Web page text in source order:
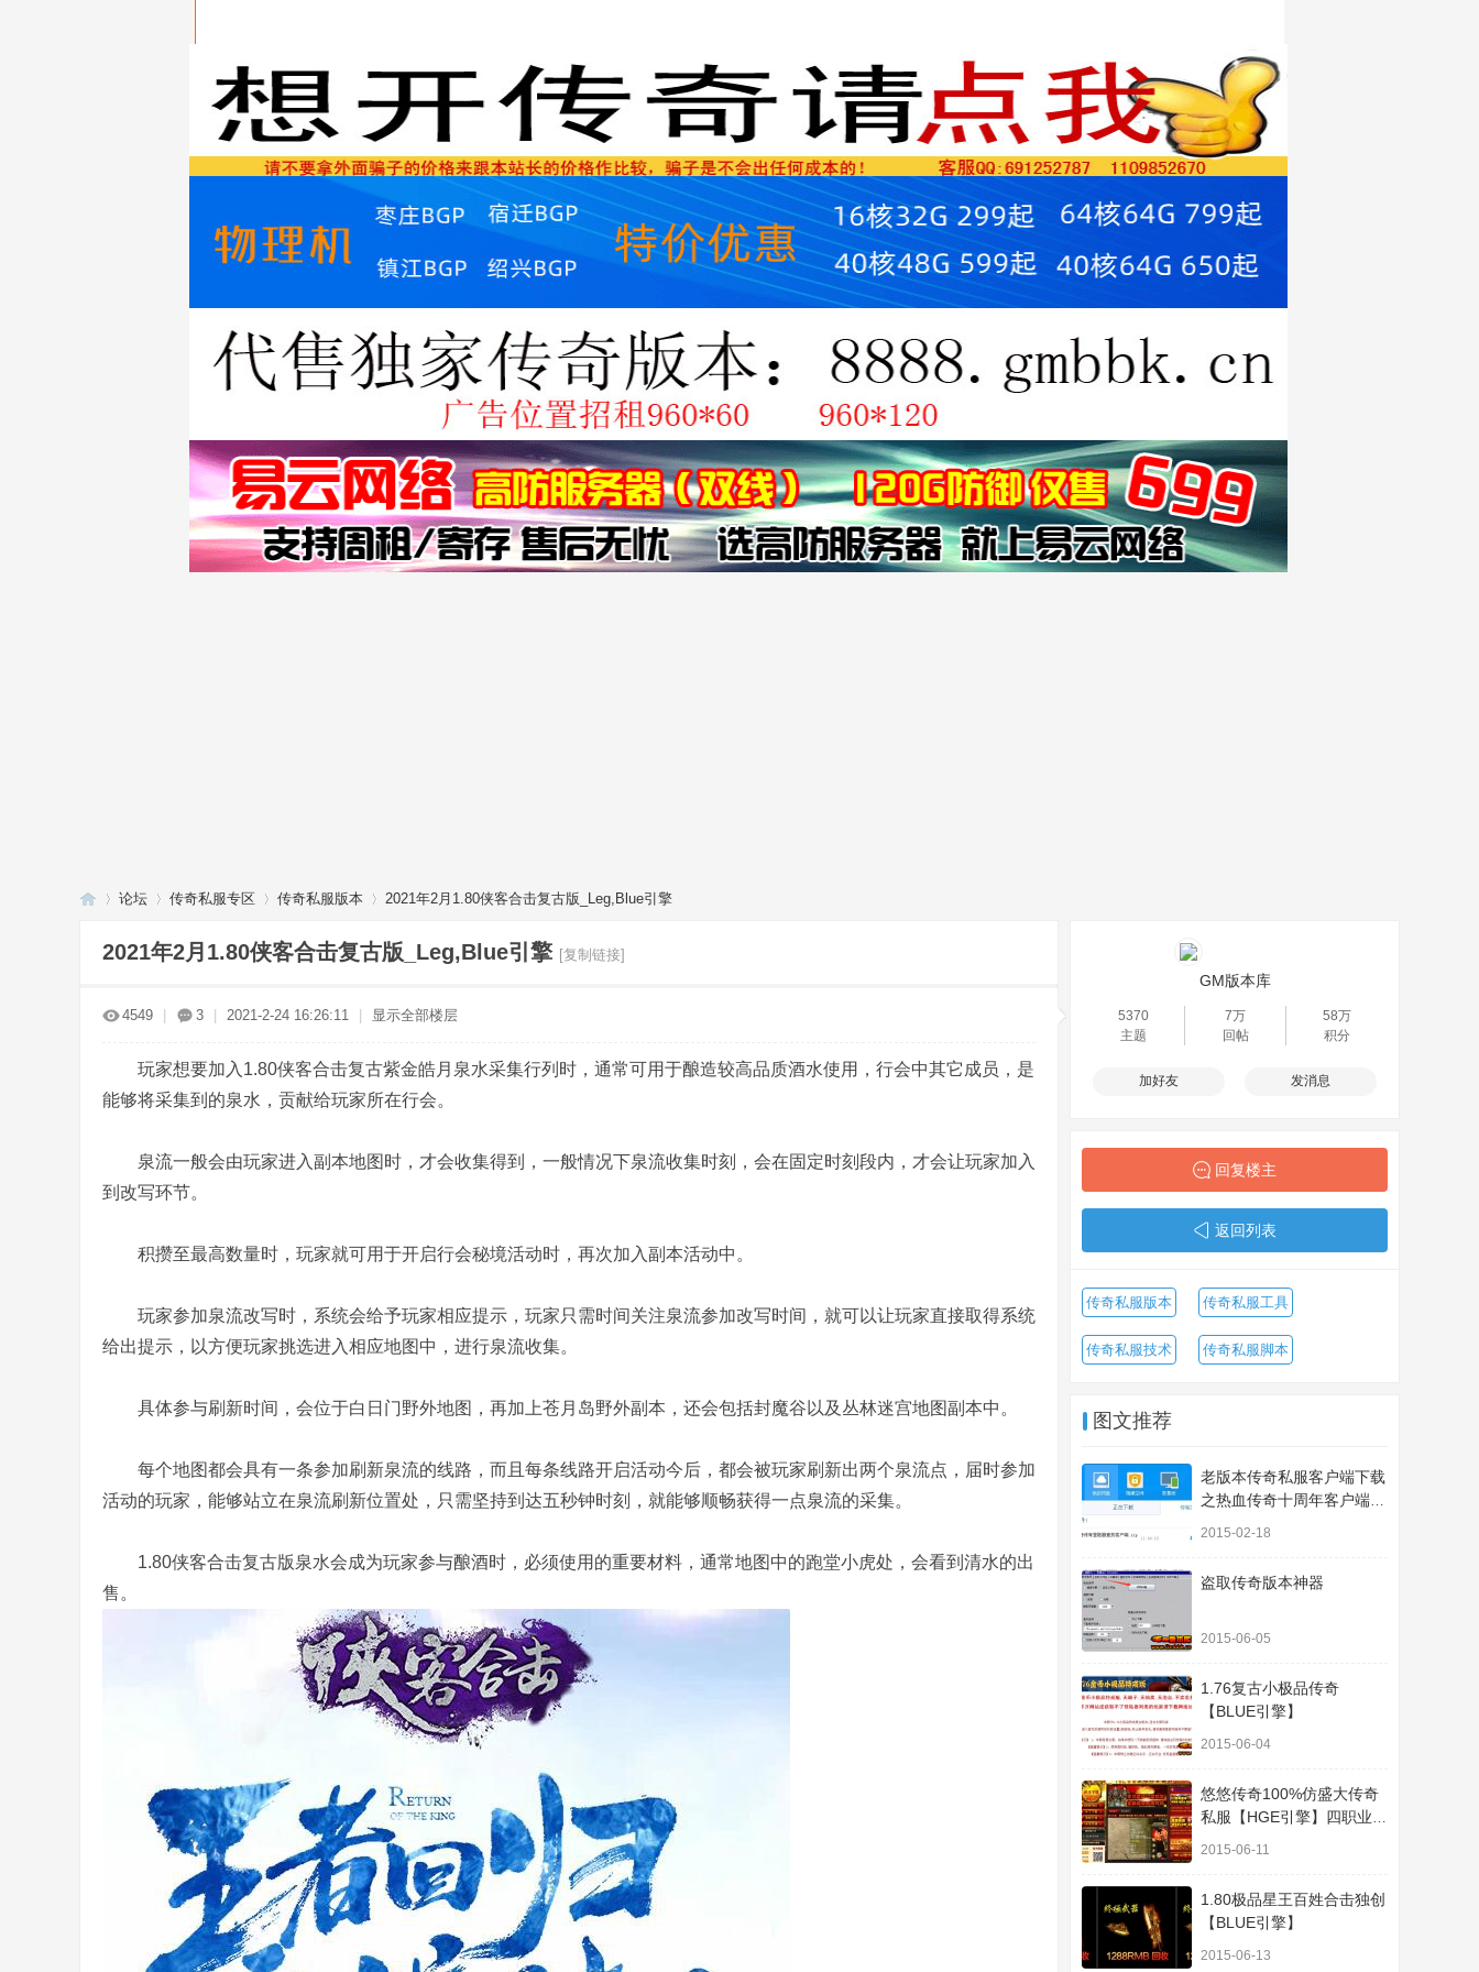
论坛 传奇私服专区 传奇私服版本 2021年2月1.80侠客合击复古版_Leg,Blue引擎
2021年2月1.80侠客合击复古版_Leg,Blue引擎 [复制链接]
4549 3 2021-2-24 16:26:11 显示全部楼层
玩家想要加入1.80侠客合击复古紫金皓月泉水采集行列时，通常可用于酿造较高品质酒水使用，行会中其它成员，是
能够将采集到的泉水，贡献给玩家所在行会。
泉流一般会由玩家进入副本地图时，才会收集得到，一般情况下泉流收集时刻，会在固定时刻段内，才会让玩家加入
到改写环节。
积攒至最高数量时，玩家就可用于开启行会秘境活动时，再次加入副本活动中。
玩家参加泉流改写时，系统会给予玩家相应提示，玩家只需时间关注泉流参加改写时间，就可以让玩家直接取得系统
给出提示，以方便玩家挑选进入相应地图中，进行泉流收集。
具体参与刷新时间，会位于白日门野外地图，再加上苍月岛野外副本，还会包括封魔谷以及丛林迷宫地图副本中。
每个地图都会具有一条参加刷新泉流的线路，而且每条线路开启活动今后，都会被玩家刷新出两个泉流点，届时参加
活动的玩家，能够站立在泉流刷新位置处，只需坚持到达五秒钟时刻，就能够顺畅获得一点泉流的采集。
1.80侠客合击复古版泉水会成为玩家参与酿酒时，必须使用的重要材料，通常地图中的跑堂小虎处，会看到清水的出
售。
GM版本库
5370
主题
7万
回帖
58万
积分
加好友 发消息
回复楼主
返回列表
传奇私服版本 传奇私服工具
传奇私服技术 传奇私服脚本
图文推荐
老版本传奇私服客户端下载
之热血传奇十周年客户端下
2015-02-18
盗取传奇版本神器
2015-06-05
1.76复古小极品传奇
【BLUE引擎】
2015-06-04
悠悠传奇100%仿盛大传奇
私服【HGE引擎】四职业疯
2015-06-11
1.80极品星王百姓合击独创
【BLUE引擎】
2015-06-13